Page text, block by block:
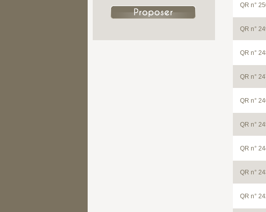
QR n°
QR n°
QR n°
QR n°
QR n°
QR n°
QR n°
QR n°
QR n°